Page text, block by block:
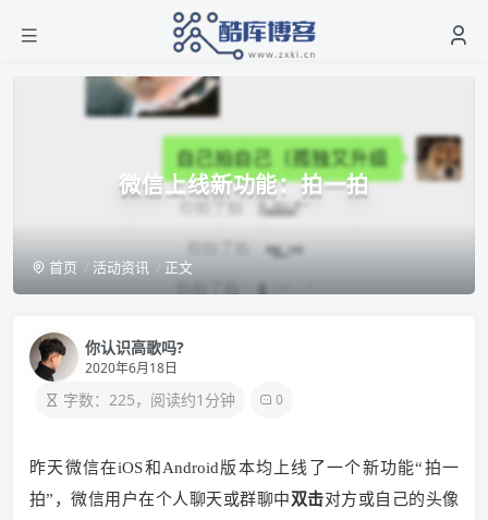
微信上线新功能：拍一拍
首页 活动资讯 正文
你认识高歌吗?
2020年6月18日
字数：225，阅读约1分钟 0
昨天微信在iOS和Android版本均上线了一个新功能“拍一
拍”，微信用户在个人聊天或群聊中双击对方或自己的头像